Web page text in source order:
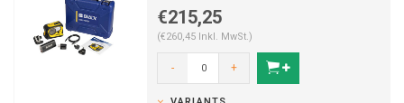
€215,25
(€260,45 Inkl. MwSt.)
- +